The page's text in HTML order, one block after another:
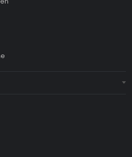
CD Key?
Games CD Key?
CD Key?